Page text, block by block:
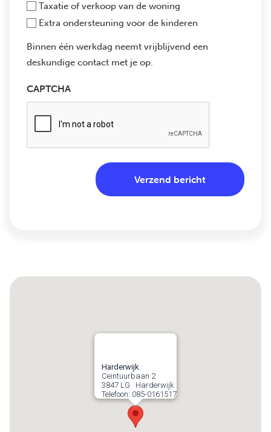
Taxatie of verkoop van de woning
Extra ondersteuning voor de kinderen
Binnen één werkdag neemt vrijblijvend een
deskundige contact met je op.
CAPTCHA
Harderwijk
Ceintuurbaan 2
3847 LG
Harderwijk
Telefoon: 085-0161517